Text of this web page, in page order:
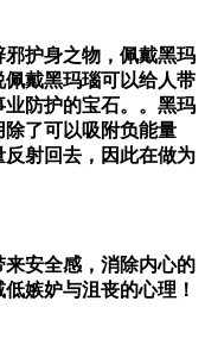
护身之物，佩戴黑玛
戴黑玛瑙可以给人带
防护的宝石。。黑玛
了可以吸附负能量
射回去，因此在做为
安全感，消除内心的
嫉妒与沮丧的心理！